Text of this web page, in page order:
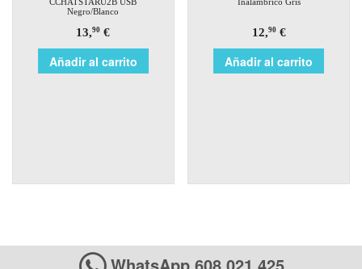
Negro/Blanco
13,90 €
Añadir al carrito
12,90€
Añadir al carrito